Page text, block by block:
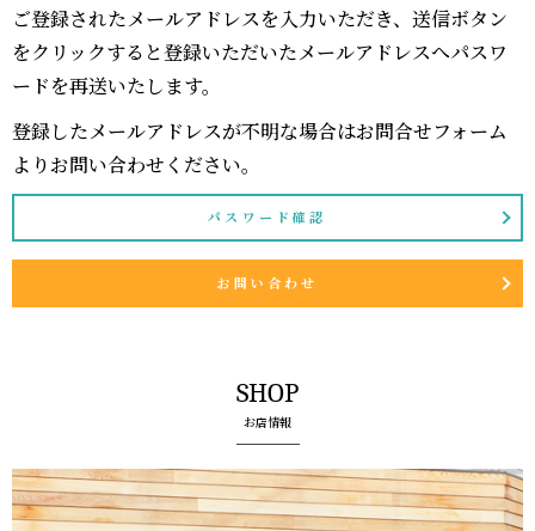
ご登録されたメールアドレスを入力いただき、送信ボタン
をクリックすると登録いただいたメールアドレスへパスワ
ードを再送いたします。
登録したメールアドレスが不明な場合はお問合せフォーム
よりお問い合わせください。
パスワード確認
お問い合わせ
SHOP
お店情報